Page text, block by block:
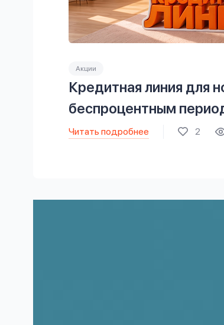
Акции
Кредитная линия для
беспроцентным
Читать подробнее 2